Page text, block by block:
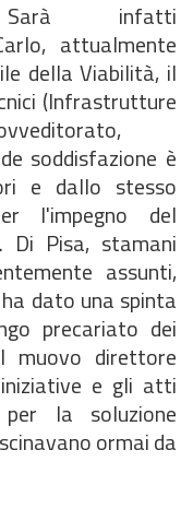
infatti
attualmente
della Viabilità, il
(Infrastrutture
soddisfazione è
e dallo stesso
l'impegno del
Di Pisa, stamani
assunti,
dato una spinta
precariato dei
muovo direttore
e gli atti
per la soluzione
ormai da